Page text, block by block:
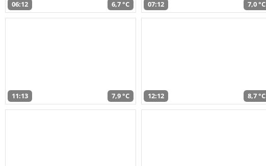
06:12 6,7 °C 07:12 7,0 °C
11:13 7,9 °C 12:12 8,7 °C